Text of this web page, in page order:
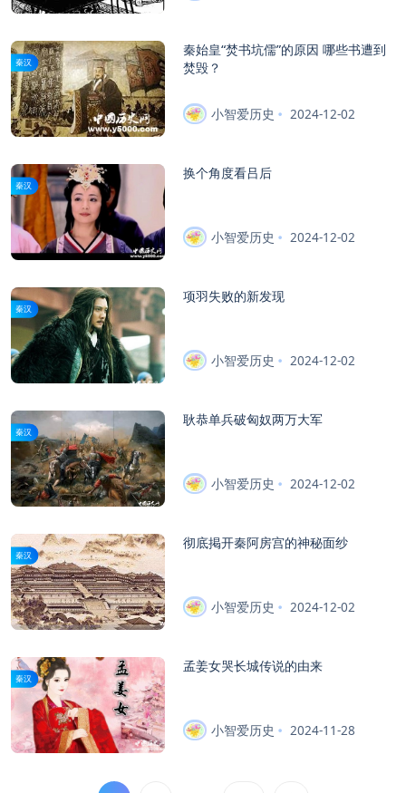
秦汉
秦始皇“焚书坑儒”的原因 哪些书遭到
焚毁？
小智爱历史 2024-12-02
秦汉
换个角度看吕后
小智爱历史 2024-12-02
秦汉
项羽失败的新发现
小智爱历史 2024-12-02
秦汉
耿恭单兵破匈奴两万大军
小智爱历史 2024-12-02
秦汉
彻底掲开秦阿房宫的神秘面纱
小智爱历史 2024-12-02
秦汉
孟姜女哭长城传说的由来
小智爱历史 2024-11-28